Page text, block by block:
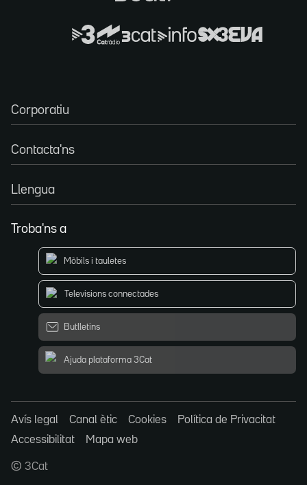
Corporatiu
Contacta'ns
Llengua
Troba'ns a
Mòbils i tauletes
Televisions connectades
Butlletins
Ajuda plataforma 3Cat
Avís legal Canal ètic Cookies
Política de Privacitat
Accessibilitat
Mapa web
© 3Cat